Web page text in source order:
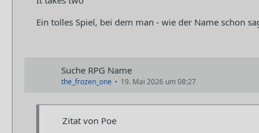
Ein tolles Spiel, bei dem man - wie der Name schon
Suche RPG Name
the_frozen_one 19. Mai 2026 um 08:27
Zitat von Poe